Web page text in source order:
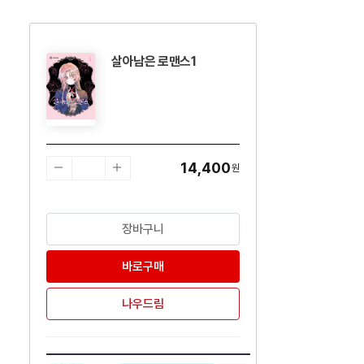
살아남은 로맨스1
14,400원
장바구니
바로구매
나우드림